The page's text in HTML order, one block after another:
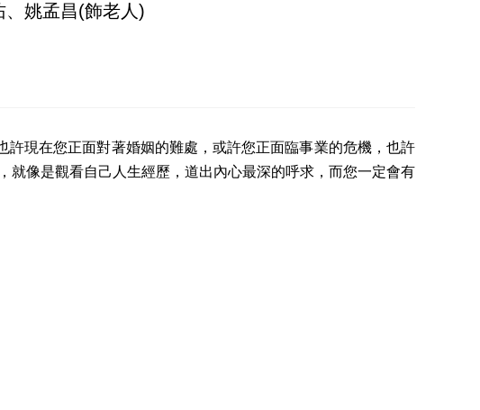
、姚孟昌(飾老人)
現在您正面對著婚姻的難處，或許您正面臨事業的危機，也許
像是觀看自己人生經歷，道出內心最深的呼求，而您一定會有